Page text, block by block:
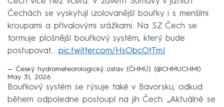
Čechách se vyskytují izolovanější bouřky i s menšími
kroupami a přívalovými srážkami. Na SZ Čech se
formuje plošnější bouřkový systém, který bude
postupovat… pic.twitter.com/HsObcOtTmJ
— Český hydrometeorologický ústav (ČHMÚ) (@CHMUCHMI)
May 31, 2026
Bouřkový systém se rýsuje také v Bavorsku, odkud
během odpoledne postoupí na jih Čech. „Aktuálně se